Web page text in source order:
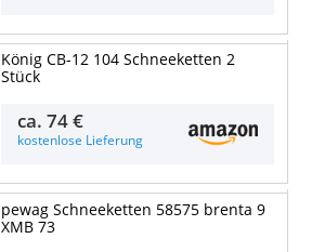
König CB-12 104 Schneeketten 2
Stück
ca.74 €
kostenlose Lieferung
pewag Schneeketten 58575 brenta 9
XMB 73